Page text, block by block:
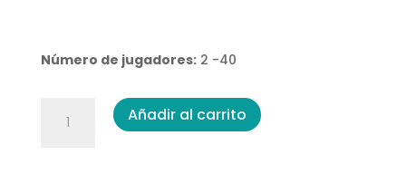
Número de jugadores:2 -40
Añadir al carrito